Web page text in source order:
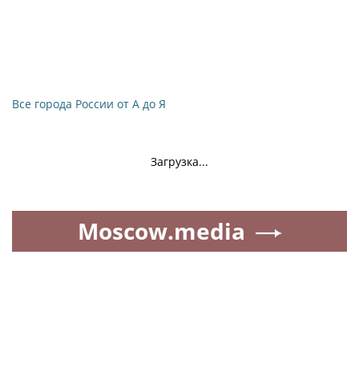
Все города России от А до Я
Загрузка...
Moscow.media